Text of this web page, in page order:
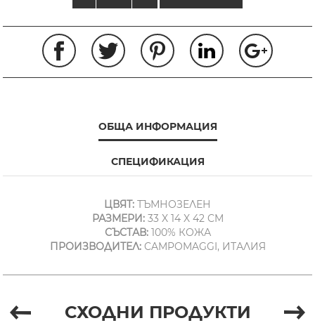
ОБЩА ИНФОРМАЦИЯ
СПЕЦИФИКАЦИЯ
ЦВЯТ: ТЪМНОЗЕЛЕН
РАЗМЕРИ:33 X 14 X 42 CM
СЪСТАВ:100% КОЖА
ПРОИЗВОДИТЕЛ:CAMPOMAGGI, ИТАЛИЯ
СХОДНИ ПРОДУКТИ